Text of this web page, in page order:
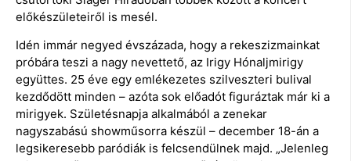
előkészületeiről is mesél.
Idén immár negyed évszázada, hogy a rekeszizmainkat
próbára teszi a nagy nevettető, az Irigy Hónaljmirigy
együttes. 25 éve egy emlékezetes szilveszteri bulival
kezdődött minden – azóta sok előadót figuráztak már ki a
mirigyek. Születésnapja alkalmából a zenekar
nagyszabású showműsorra készül – december 18-án a
legsikeresebb paródiák is felcsendülnek majd. „Jelenleg